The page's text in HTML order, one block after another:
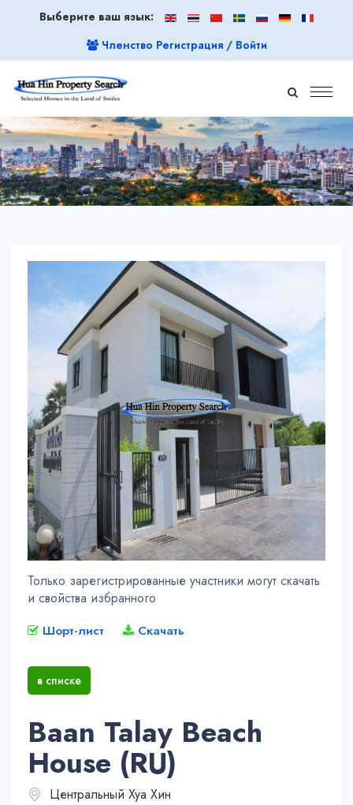
Выберите ваш язык:
Членство Регистрация / Войти
Только зарегистрированные участники могут скачать
и свойства избранного
Шорт-лист Скачать
в списке
Baan Talay Beach
House (RU)
Центральный Хуа Хин